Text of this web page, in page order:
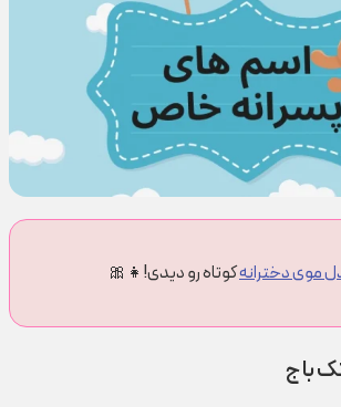
موی دخترانهکوتاه رو دیدی!👧🎀
با ج